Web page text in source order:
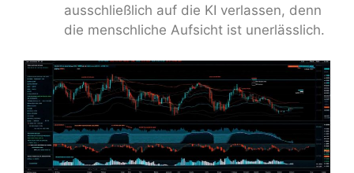
ausschließlich auf die KI verlassen, denn
die menschliche Aufsicht ist unerlässlich.